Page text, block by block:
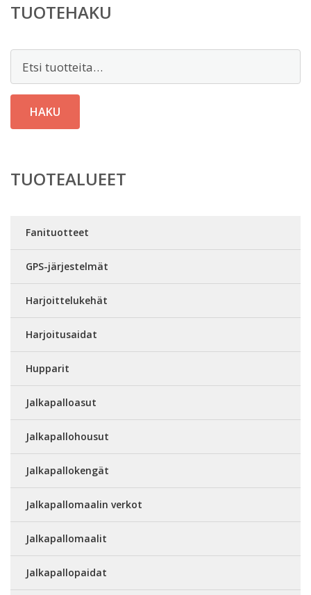
TUOTEHAKU
HAKU
TUOTEALUEET
Fanituotteet
GPS-järjestelmät
Harjoittelukehät
Harjoitusaidat
Hupparit
Jalkapalloasut
Jalkapallohousut
Jalkapallokengät
Jalkapallomaalin verkot
Jalkapallomaalit
Jalkapallopaidat